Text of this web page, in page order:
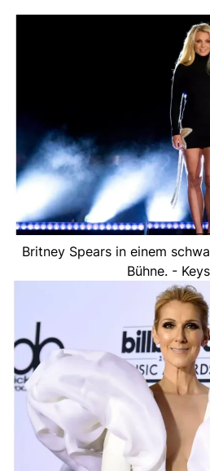
Britney Spears in einem
Bühne. -